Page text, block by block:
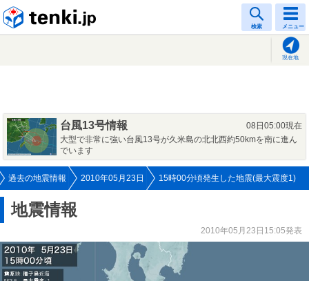
検索 メニュー
現在地
台風13号情報
08日05:00現在
大型で非常に強い台風13号が久米島の北北西約50kmを南に進ん
でいます
過去の地震情報 2010年05月23日 15時00分頃発生した地震(最大震度1)
地震情報
2010年05月23日15:05発表